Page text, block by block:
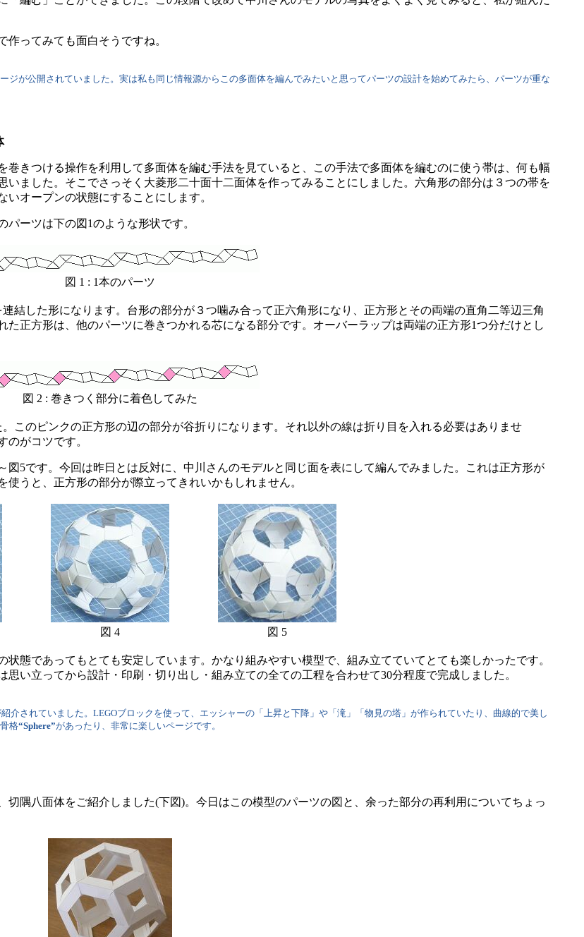
作ってみても面白そうですね。
ジが公開されていました。実は私も同じ情報源からこの多面体を編んでみたいと思ってパーツの設計を始めてみたら、パーツが重な
巻きつける操作を利用して多面体を編む手法を見ていると、この手法で多面体を編むのに使う帯は、何も幅
ました。そこでさっそく大菱形二十面十二面体を作ってみることにしました。六角形の部分は３つの帯を
オープンの状態にすることにします。
ーツは下の図1のような形状です。
図 1 : 1本のパーツ
結した形になります。台形の部分が３つ噛み合って正六角形になり、正方形とその両端の直角二等辺三角
正方形は、他のパーツに巻きつかれる芯になる部分です。オーバーラップは両端の正方形1つ分だけとし
図 2 : 巻きつく部分に着色してみた
このピンクの正方形の辺の部分が谷折りになります。それ以外の線は折り目を入れる必要はありませ
がコツです。
5です。今回は昨日とは反対に、中川さんのモデルと同じ面を表にして編んでみました。これは正方形が
うと、正方形の部分が際立ってきれいかもしれません。
図 4 図 5
態であってもとても安定しています。かなり組みやすい模型で、組み立てていてとても楽しかったです。
い立ってから設計・印刷・切り出し・組み立ての全ての工程を合わせて30分程度で完成しました。
介されていました。LEGOブロックを使って、エッシャーの「上昇と下降」や「滝」「物見の塔」が作られていたり、曲線的で美し
格“Sphere”があったり、非常に楽しいページです。
切隅八面体をご紹介しました(下図)。今日はこの模型のパーツの図と、余った部分の再利用についてちょっ